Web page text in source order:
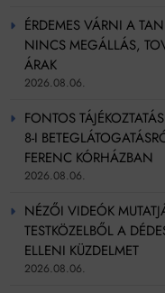
ÉRDEMES VÁRNI A
NINCS MEGÁLLÁS,
ÁRAK
2026.08.06.
FONTOS
8-I
FERENC KÓRHÁZBAN
2026.08.06.
NÉZŐI VIDEÓK
TESTKÖZELBŐL A
ELLENI KÜZDELMET
2026.08.06.